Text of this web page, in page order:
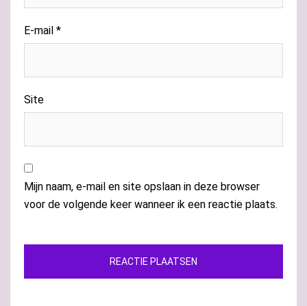
E-mail *
Site
Mijn naam, e-mail en site opslaan in deze browser
voor de volgende keer wanneer ik een reactie plaats.